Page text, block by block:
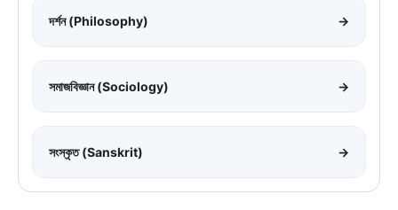
দর্শন (Philosophy) →
সমাজবিজ্ঞান (Sociology) →
সংস্কৃত (Sanskrit) →